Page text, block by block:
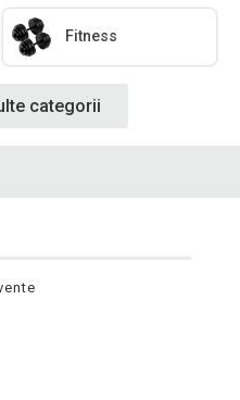
Fitness
categorii